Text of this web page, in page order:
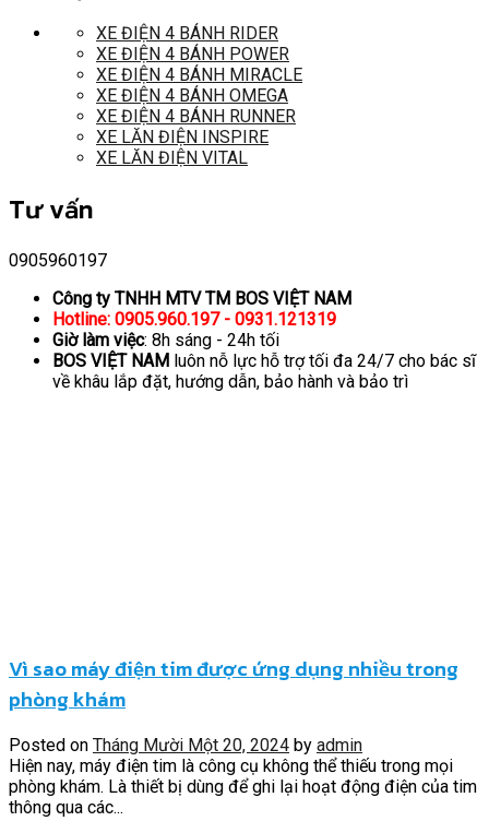
XE ĐIỆN 4 BÁNH RIDER
XE ĐIỆN 4 BÁNH POWER
XE ĐIỆN 4 BÁNH MIRACLE
XE ĐIỆN 4 BÁNH OMEGA
XE ĐIỆN 4 BÁNH RUNNER
XE LĂN ĐIỆN INSPIRE
XE LĂN ĐIỆN VITAL
Tư vấn
0905960197
Công ty TNHH MTV TM BOS VIỆT NAM
Hotline: 0905.960.197 - 0931.121319
Giờ làm việc: 8h sáng - 24h tối
BOS VIỆT NAM luôn nỗ lực hỗ trợ tối đa 24/7 cho bác sĩ
về khâu lắp đặt, hướng dẫn, bảo hành và bảo trì
Vì sao máy điện tim được ứng dụng nhiều trong
phòng khám
Posted on Tháng Mười Một 20, 2024 by admin
Hiện nay, máy điện tim là công cụ không thể thiếu trong mọi
phòng khám. Là thiết bị dùng để ghi lại hoạt động điện của tim
thông qua các...